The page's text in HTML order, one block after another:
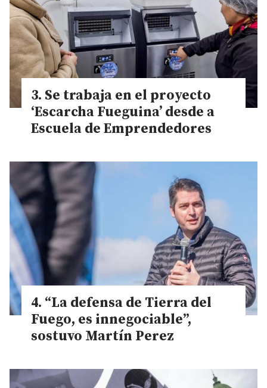
Se trabaja en el proyecto
‘Escarcha Fueguina’ desde a
Escuela de Emprendedores
“La defensa de Tierra del
Fuego, es innegociable”,
sostuvo Martín Perez